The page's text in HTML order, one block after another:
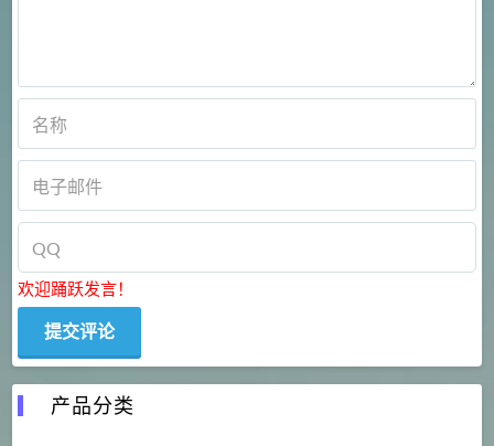
欢迎踊跃发言！
产品分类